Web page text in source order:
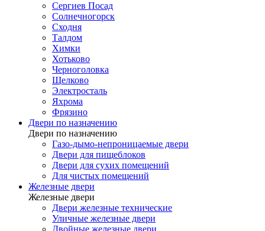
Сергиев Посад
Солнечногорск
Сходня
Талдом
Химки
Хотьково
Черноголовка
Щелково
Электросталь
Яхрома
Фрязино
Двери по назначению
Двери по назначению
Газо-дымо-непроницаемые двери
Двери для пищеблоков
Двери для сухих помещений
Для чистых помещений
Железные двери
Железные двери
Двери железные технические
Уличные железные двери